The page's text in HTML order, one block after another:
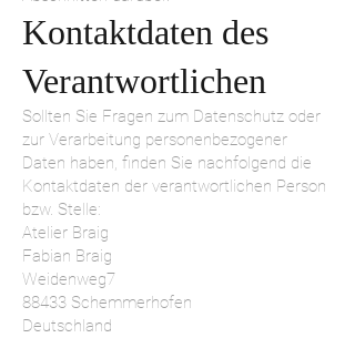
Kontaktdaten des
Verantwortlichen
Sollten Sie Fragen zum Datenschutz oder
zur Verarbeitung personenbezogener
Daten haben, finden Sie nachfolgend die
Kontaktdaten der verantwortlichen Person
bzw. Stelle:
Atelier Braig
Fabian Braig
Weidenweg7
88433 Schemmerhofen
Deutschland